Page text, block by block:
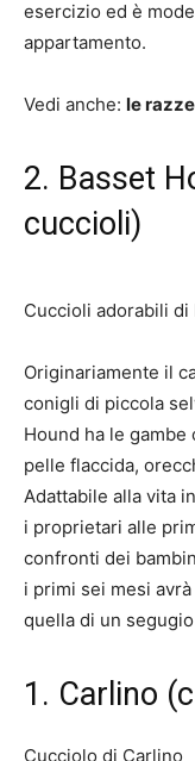
esercizio ed è
appartamento.
Vedi anche: le
2. Basset
cuccioli)
Cuccioli adorabili di
Originariamente il
conigli di piccola
Hound ha le gambe
pelle flaccida,
Adattabile alla vita
i proprietari alle
confronti dei
i primi sei mesi
quella di un
1. Carlino
Cucciolo di Carlino